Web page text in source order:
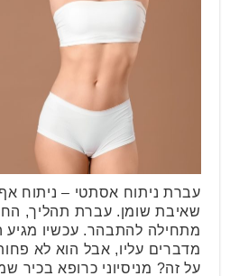
עברת ניתוח אסתטי – ניתוח
שאיבת שומן. עברת תהליך,
מתחילה להתבהר. עכשיו מגיע
מדברים עליו, אבל הוא לא
על זה? מניסיוני כרופא בכיר